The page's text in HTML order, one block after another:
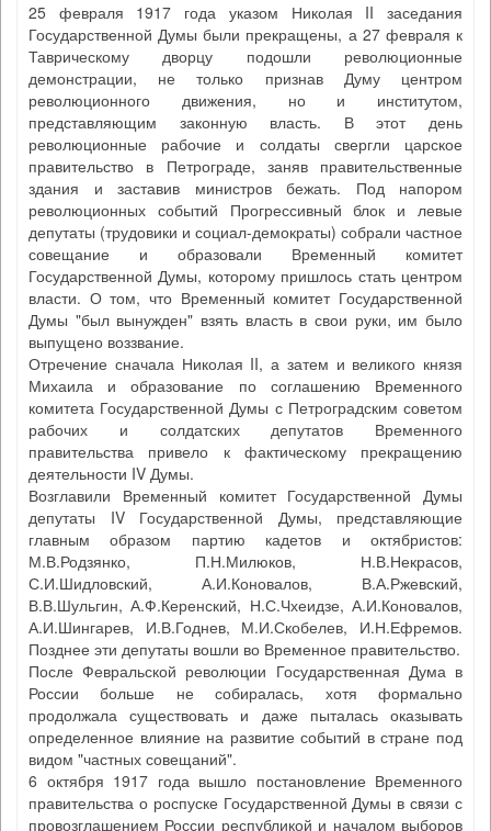
25 февраля 1917 года указом Николая II заседания
Государственной Думы были прекращены, а 27 февраля к
Таврическому дворцу подошли революционные
демонстрации, не только признав Думу центром
революционного движения, но и институтом,
представляющим законную власть. В этот день
революционные рабочие и солдаты свергли царское
правительство в Петрограде, заняв правительственные
здания и заставив министров бежать. Под напором
революционных событий Прогрессивный блок и левые
депутаты (трудовики и социал-демократы) собрали частное
совещание и образовали Временный комитет
Государственной Думы, которому пришлось стать центром
власти. О том, что Временный комитет Государственной
Думы "был вынужден" взять власть в свои руки, им было
выпущено воззвание.
Отречение сначала Николая II, а затем и великого князя
Михаила и образование по соглашению Временного
комитета Государственной Думы с Петроградским советом
рабочих и солдатских депутатов Временного
правительства привело к фактическому прекращению
деятельности IV Думы.
Возглавили Временный комитет Государственной Думы
депутаты IV Государственной Думы, представляющие
главным образом партию кадетов и октябристов:
М.В.Родзянко, П.Н.Милюков, Н.В.Некрасов,
С.И.Шидловский, А.И.Коновалов, В.А.Ржевский,
В.В.Шульгин, А.Ф.Керенский, Н.С.Чхеидзе, А.И.Коновалов,
А.И.Шингарев, И.В.Годнев, М.И.Скобелев, И.Н.Ефремов.
Позднее эти депутаты вошли во Временное правительство.
После Февральской революции Государственная Дума в
России больше не собиралась, хотя формально
продолжала существовать и даже пыталась оказывать
определенное влияние на развитие событий в стране под
видом "частных совещаний".
6 октября 1917 года вышло постановление Временного
правительства о роспуске Государственной Думы в связи с
провозглашением России республикой и началом выборов